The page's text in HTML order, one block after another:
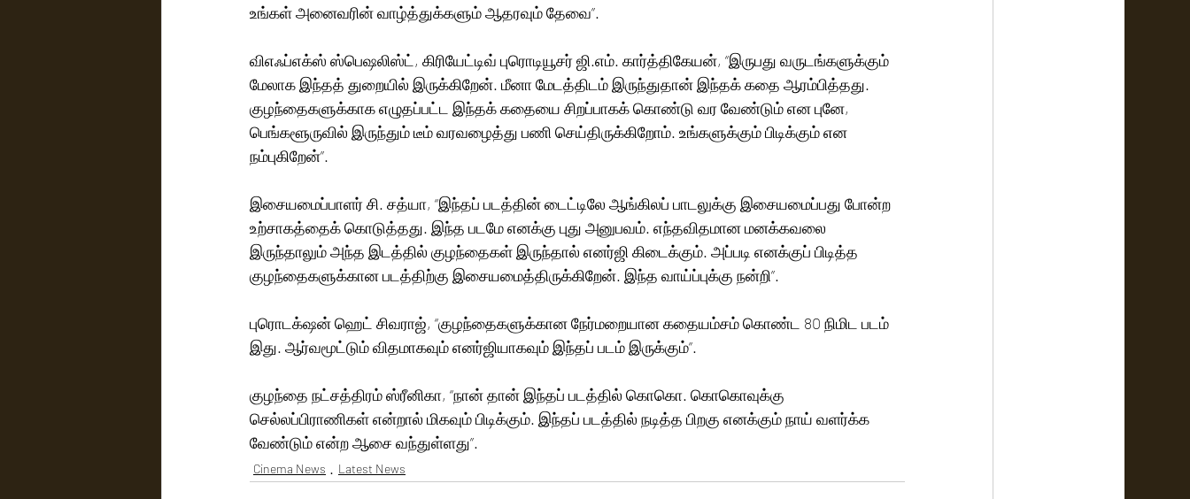
உங்கள் அனைவரின் வாழ்த்துக்களும் ஆதரவும் தேவை”.
விஎஃப்எக்ஸ் ஸ்பெஷலிஸ்ட், கிரியேட்டிவ் புரொடியூசர் ஜி.எம். கார்த்திகேயன், “இருபது வருடங்களுக்கும்
மேலாக இந்தத் துறையில் இருக்கிறேன். மீனா மேடத்திடம் இருந்துதான் இந்தக் கதை ஆரம்பித்தது.
குழந்தைகளுக்காக எழுதப்பட்ட இந்தக் கதையை சிறப்பாகக் கொண்டு வர வேண்டும் என புனே,
பெங்களூருவில் இருந்தும் டீம் வரவழைத்து பணி செய்திருக்கிறோம். உங்களுக்கும் பிடிக்கும் என
நம்புகிறேன்”.
இசையமைப்பாளர் சி. சத்யா, “இந்தப் படத்தின் டைட்டிலே ஆங்கிலப் பாடலுக்கு இசையமைப்பது போன்ற
உற்சாகத்தைக் கொடுத்தது. இந்த படமே எனக்கு புது அனுபவம். எந்தவிதமான மனக்கவலை
இருந்தாலும் அந்த இடத்தில் குழந்தைகள் இருந்தால் எனர்ஜி கிடைக்கும். அப்படி எனக்குப் பிடித்த
குழந்தைகளுக்கான படத்திற்கு இசையமைத்திருக்கிறேன். இந்த வாய்ப்புக்கு நன்றி”.
புரொடக்‌ஷன் ஹெட் சிவராஜ், “குழந்தைகளுக்கான நேர்மறையான கதையம்சம் கொண்ட 80 நிமிட படம்
இது. ஆர்வமூட்டும் விதமாகவும் எனர்ஜியாகவும் இந்தப் படம் இருக்கும்”.
குழந்தை நட்சத்திரம் ஸ்ரீனிகா, “நான் தான் இந்தப் படத்தில் கொகொ. கொகொவுக்கு
செல்லப்பிராணிகள் என்றால் மிகவும் பிடிக்கும். இந்தப் படத்தில் நடித்த பிறகு எனக்கும் நாய் வளர்க்க
வேண்டும் என்ற ஆசை வந்துள்ளது”.
Cinema News Latest News